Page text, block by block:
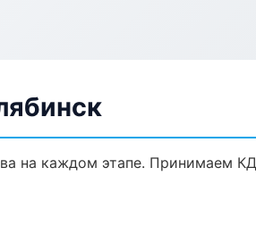
на каждом этапе. Принимаем